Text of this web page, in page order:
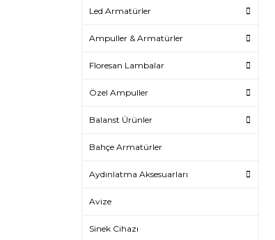
Led Armatürler
Ampuller & Armatürler
Floresan Lambalar
Özel Ampuller
Balanst Ürünler
Bahçe Armatürler
Aydınlatma Aksesuarları
Avize
Sinek Cihazı